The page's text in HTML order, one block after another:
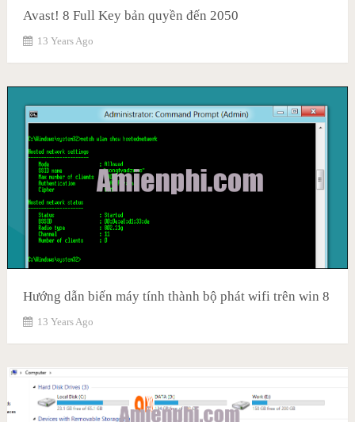
Avast! 8 Full Key bản quyền đến 2050
13 Years Ago
Hướng dẫn biến máy tính thành bộ phát wifi trên win 8
13 Years Ago